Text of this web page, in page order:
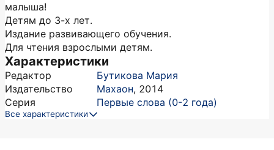
малыша!
Детям до 3-х лет.
Издание развивающего обучения.
Для чтения взрослыми детям.
Характеристики
Редактор
Бутикова Мария
Издательство
Махаон, 2014
Серия
Первые слова (0-2 года)
Все характеристики